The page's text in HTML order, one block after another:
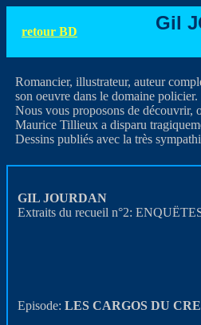
retour BD Gil
Romancier, illustrateur, auteur
son oeuvre dans le domaine policier.
Nous vous proposons de découvrir,
Maurice Tillieux a disparu
Dessins publiés avec la très
GIL JOURDAN
Extraits du recueil n°2:
Episode: LES CARGOS DU